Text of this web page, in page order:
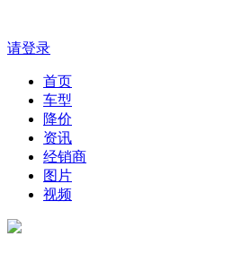
请登录
首页
车型
降价
资讯
经销商
图片
视频